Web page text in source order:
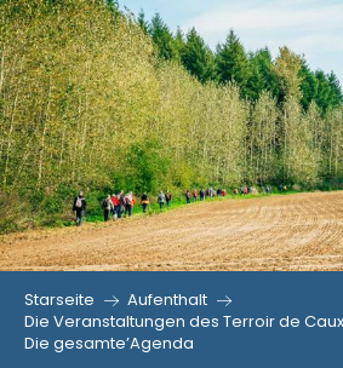
Aller
au
contenu
principal
Starseite
Aufenthalt
Die Veranstaltungen des Terroir de Caux
Die gesamte’Agenda